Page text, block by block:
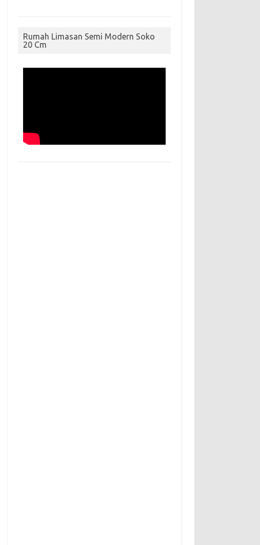
Rumah Limasan Semi Modern Soko
20 Cm